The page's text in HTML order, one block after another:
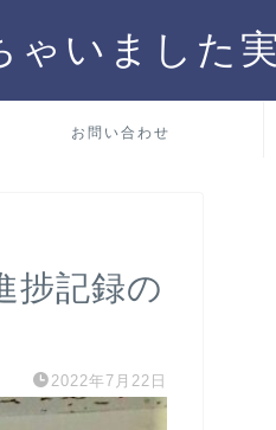
ゃいました
お問い合わせ
捗記録の
2022年7月22日